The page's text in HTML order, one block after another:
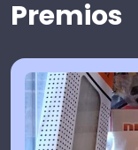
Premios